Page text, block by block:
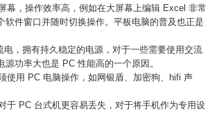
幕，操作效率高，例如在大屏幕上编辑 Excel 非常
软件窗口并随时切换操作。平板电脑的普及也正是
电，拥有持久稳定的电源，对于一些需要使用交流
功率大也是 PC 性能高的一个原因。
使用 PC 电脑操作，如网银盾、加密狗、hifi 声
于 PC 台式机更容易丢失，对于将手机作为专用设